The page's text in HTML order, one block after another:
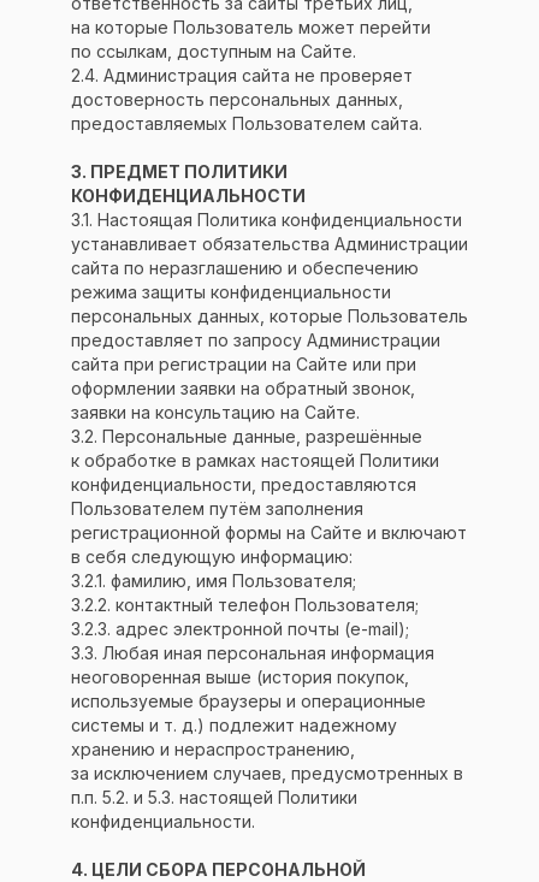
на которые Пользователь может перейти
по ссылкам, доступным на Сайте.
2.4. Администрация сайта не проверяет
достоверность персональных данных,
предоставляемых Пользователем сайта.
3. ПРЕДМЕТ ПОЛИТИКИ
КОНФИДЕНЦИАЛЬНОСТИ
3.1. Настоящая Политика конфиденциальности
устанавливает обязательства Администрации
сайта по неразглашению и обеспечению
режима защиты конфиденциальности
персональных данных, которые Пользователь
предоставляет по запросу Администрации
сайта при регистрации на Сайте или при
оформлении заявки на обратный звонок,
заявки на консультацию на Сайте.
3.2. Персональные данные, разрешённые
к обработке в рамках настоящей Политики
конфиденциальности, предоставляются
Пользователем путём заполнения
регистрационной формы на Сайте и включают
в себя следующую информацию:
3.2.1. фамилию, имя Пользователя;
3.2.2. контактный телефон Пользователя;
3.2.3. адрес электронной почты (e-mail);
3.3. Любая иная персональная информация
неоговоренная выше (история покупок,
используемые браузеры и операционные
системы и т. д.) подлежит надежному
хранению и нераспространению,
за исключением случаев, предусмотренных в
п.п. 5.2. и 5.3. настоящей Политики
конфиденциальности.
4. ЦЕЛИ СБОРА ПЕРСОНАЛЬНОЙ